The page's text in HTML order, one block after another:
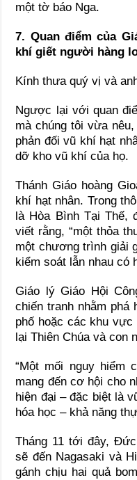
một tờ báo Nga.
7. Quan điểm của
khí giết người hàng
Kính thưa quý vị và
Ngược lại với quan
mà chúng tôi vừa
phản đối vũ khí hạt
dỡ kho vũ khí của họ.
Thánh Giáo hoàng
khí hạt nhân. Trong
là Hòa Bình Tại Thế,
viết rằng, “một thỏa
một chương trình giải
kiểm soát lẫn nhau có
Giáo lý Giáo Hội
chiến tranh nhằm phá
phố hoặc các khu
lại Thiên Chúa và con
“Một mối nguy hiểm
mang đến cơ hội cho
hiện đại – đặc biệt là
hóa học – khả năng
Tháng 11 tới đây,
sẽ đến Nagasaki và
gánh chịu hai quả